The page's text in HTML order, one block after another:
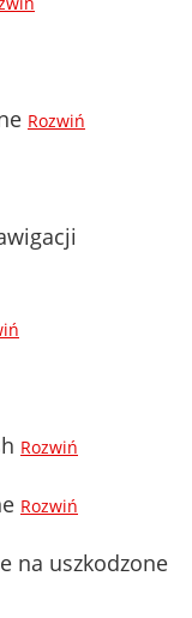
Rozwiń
Rozwiń
Rozwiń
na uszkodzone